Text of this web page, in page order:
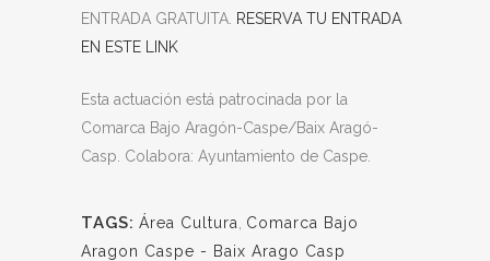
ENTRADA GRATUITA. RESERVA TU ENTRADA
EN ESTE LINK
Esta actuación está patrocinada por la
Comarca Bajo Aragón-Caspe/Baix Aragó-
Casp. Colabora: Ayuntamiento de Caspe.
TAGS: Área Cultura
Comarca Bajo
Aragon Caspe - Baix Arago Casp